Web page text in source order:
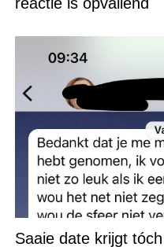
Saaie date krijgt